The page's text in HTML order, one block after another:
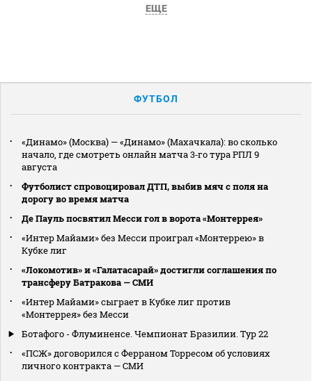
ЕЩЕ
ФУТБОЛ
«Динамо» (Москва) — «Динамо» (Махачкала): во сколько
начало, где смотреть онлайн матча 3‑го тура РПЛ 9
августа
Футболист спровоцировал ДТП, выбив мяч с поля на
дорогу во время матча
Де Пауль посвятил Месси гол в ворота «Монтеррея»
«Интер Майами» без Месси проиграл «Монтеррею» в
Кубке лиг
«Локомотив» и «Галатасарай» достигли соглашения по
трансферу Батракова — СМИ
«Интер Майами» сыграет в Кубке лиг против
«Монтеррея» без Месси
Ботафого - Флуминенсе. Чемпионат Бразилии. Тур 22
«ПСЖ» договорился с Ферраном Торресом об условиях
личного контракта — СМИ